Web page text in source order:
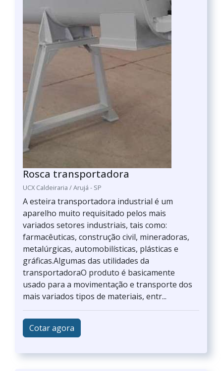
Rosca transportadora
UCX Caldeiraria / Arujá - SP
A esteira transportadora industrial é um
aparelho muito requisitado pelos mais
variados setores industriais, tais como:
farmacêuticas, construção civil, mineradoras,
metalúrgicas, automobilísticas, plásticas e
gráficas.Algumas das utilidades da
transportadoraO produto é basicamente
usado para a movimentação e transporte dos
mais variados tipos de materiais, entr...
Cotar agora